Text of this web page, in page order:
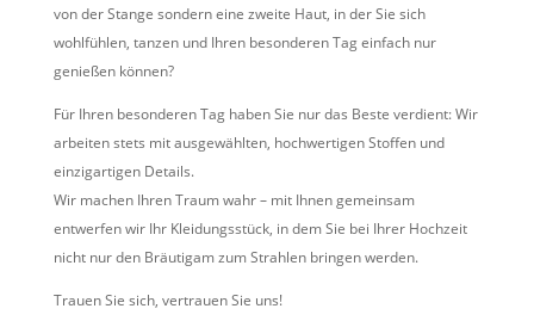
von der Stange sondern eine zweite Haut, in der Sie sich
wohlfühlen, tanzen und Ihren besonderen Tag einfach nur
genießen können?
Für Ihren besonderen Tag haben Sie nur das Beste verdient: Wir
arbeiten stets mit ausgewählten, hochwertigen Stoffen und
einzigartigen Details.
Wir machen Ihren Traum wahr – mit Ihnen gemeinsam
entwerfen wir Ihr Kleidungsstück, in dem Sie bei Ihrer Hochzeit
nicht nur den Bräutigam zum Strahlen bringen werden.
Trauen Sie sich, vertrauen Sie uns!